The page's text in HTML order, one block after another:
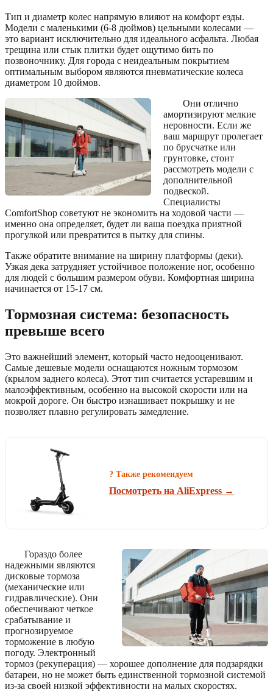
Тип и диаметр колес напрямую влияют на комфорт езды.
Модели с маленькими (6-8 дюймов) цельными колесами —
это вариант исключительно для идеального асфальта. Любая
трещина или стык плитки будет ощутимо бить по
позвоночнику. Для города с неидеальным покрытием
оптимальным выбором являются пневматические колеса
диаметром 10 дюймов.
Они отлично
амортизируют мелкие
неровности. Если же
ваш маршрут пролегает
по брусчатке или
грунтовке, стоит
рассмотреть модели с
дополнительной
подвеской.
Специалисты
ComfortShop советуют не экономить на ходовой части —
именно она определяет, будет ли ваша поездка приятной
прогулкой или превратится в пытку для спины.
Также обратите внимание на ширину платформы (деки).
Узкая дека затрудняет устойчивое положение ног, особенно
для людей с большим размером обуви. Комфортная ширина
начинается от 15-17 см.
Тормозная система: безопасность
превыше всего
Это важнейший элемент, который часто недооценивают.
Самые дешевые модели оснащаются ножным тормозом
(крылом заднего колеса). Этот тип считается устаревшим и
малоэффективным, особенно на высокой скорости или на
мокрой дороге. Он быстро изнашивает покрышку и не
позволяет плавно регулировать замедление.
? Также рекомендуем
Посмотреть на AliExpress →
Гораздо более
надежными являются
дисковые тормоза
(механические или
гидравлические). Они
обеспечивают четкое
срабатывание и
прогнозируемое
торможение в любую
погоду. Электронный
тормоз (рекуперация) — хорошее дополнение для подзарядки
батареи, но не может быть единственной тормозной системой
из-за своей низкой эффективности на малых скоростях.